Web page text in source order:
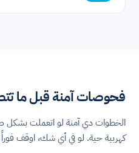
فحوصات آمنة قبل ما
الخطوات دي آمنة لو اتعملت
كهربية حية. لو في أي شك، اوقف